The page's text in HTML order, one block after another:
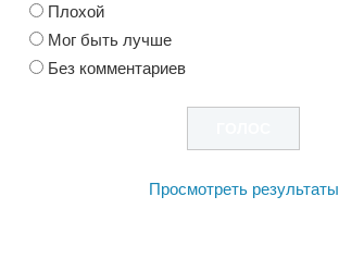
Плохой
Мог быть лучше
Без комментариев
Просмотреть результаты